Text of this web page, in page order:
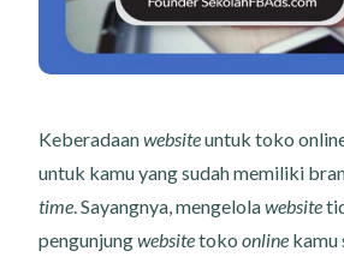
Keberadaanwebsiteuntuk toko
untuk kamu yang sudah memiliki
time. Sayangnya, mengelolawebsite
pengunjungwebsitetoko online kamu